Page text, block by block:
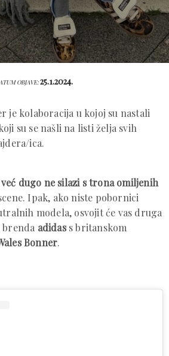
OBJAVE:25.1.2024.
je kolaboracija u kojoj su nastali
su se našli na listi želja svih
ica.
dugo ne silazi s trona omiljenih
Ipak, ako niste pobornici
modela, osvojit će vas druga
adidass britanskom
Bonner.